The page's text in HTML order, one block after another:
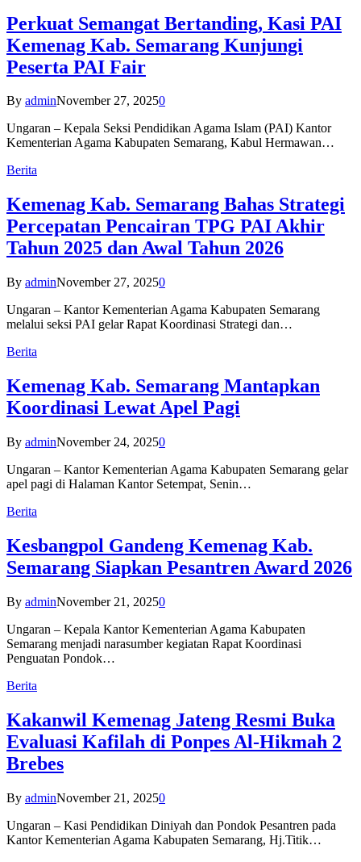
Perkuat Semangat Bertanding, Kasi PAI
Kemenag Kab. Semarang Kunjungi
Peserta PAI Fair
By adminNovember 27, 20250
Ungaran – Kepala Seksi Pendidikan Agama Islam (PAI) Kantor
Kementerian Agama Kabupaten Semarang, Kabul Hermawan…
Berita
Kemenag Kab. Semarang Bahas Strategi
Percepatan Pencairan TPG PAI Akhir
Tahun 2025 dan Awal Tahun 2026
By adminNovember 27, 20250
Ungaran – Kantor Kementerian Agama Kabupaten Semarang
melalui seksi PAI gelar Rapat Koordinasi Strategi dan…
Berita
Kemenag Kab. Semarang Mantapkan
Koordinasi Lewat Apel Pagi
By adminNovember 24, 20250
Ungaran – Kantor Kementerian Agama Kabupaten Semarang gelar
apel pagi di Halaman Kantor Setempat, Senin…
Berita
Kesbangpol Gandeng Kemenag Kab.
Semarang Siapkan Pesantren Award 2026
By adminNovember 21, 20250
Ungaran – Kepala Kantor Kementerian Agama Kabupaten
Semarang menjadi narasumber kegiatan Rapat Koordinasi
Penguatan Pondok…
Berita
Kakanwil Kemenag Jateng Resmi Buka
Evaluasi Kafilah di Ponpes Al-Hikmah 2
Brebes
By adminNovember 21, 20250
Ungaran – Kasi Pendidikan Diniyah dan Pondok Pesantren pada
Kantor Kementerian Agama Kabupaten Semarang, Hj.Titik…